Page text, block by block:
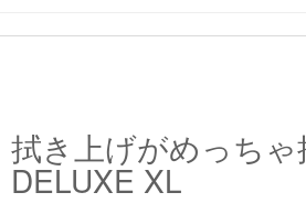
拭き上げがめっち
DELUXE XL